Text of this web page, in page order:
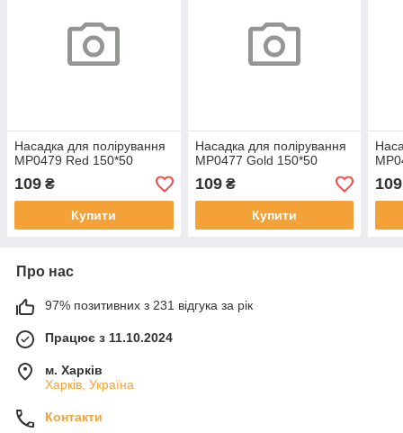
Насадка для полірування
MP0479 Red 150*50
109 ₴
Купити
Насадка для полірування
MP0477 Gold 150*50
109₴
Купити
109
Про нас
97% позитивних з 231 відгука за рік
Працює з 11.10.2024
м. Харків
Харків, Україна
Контакти